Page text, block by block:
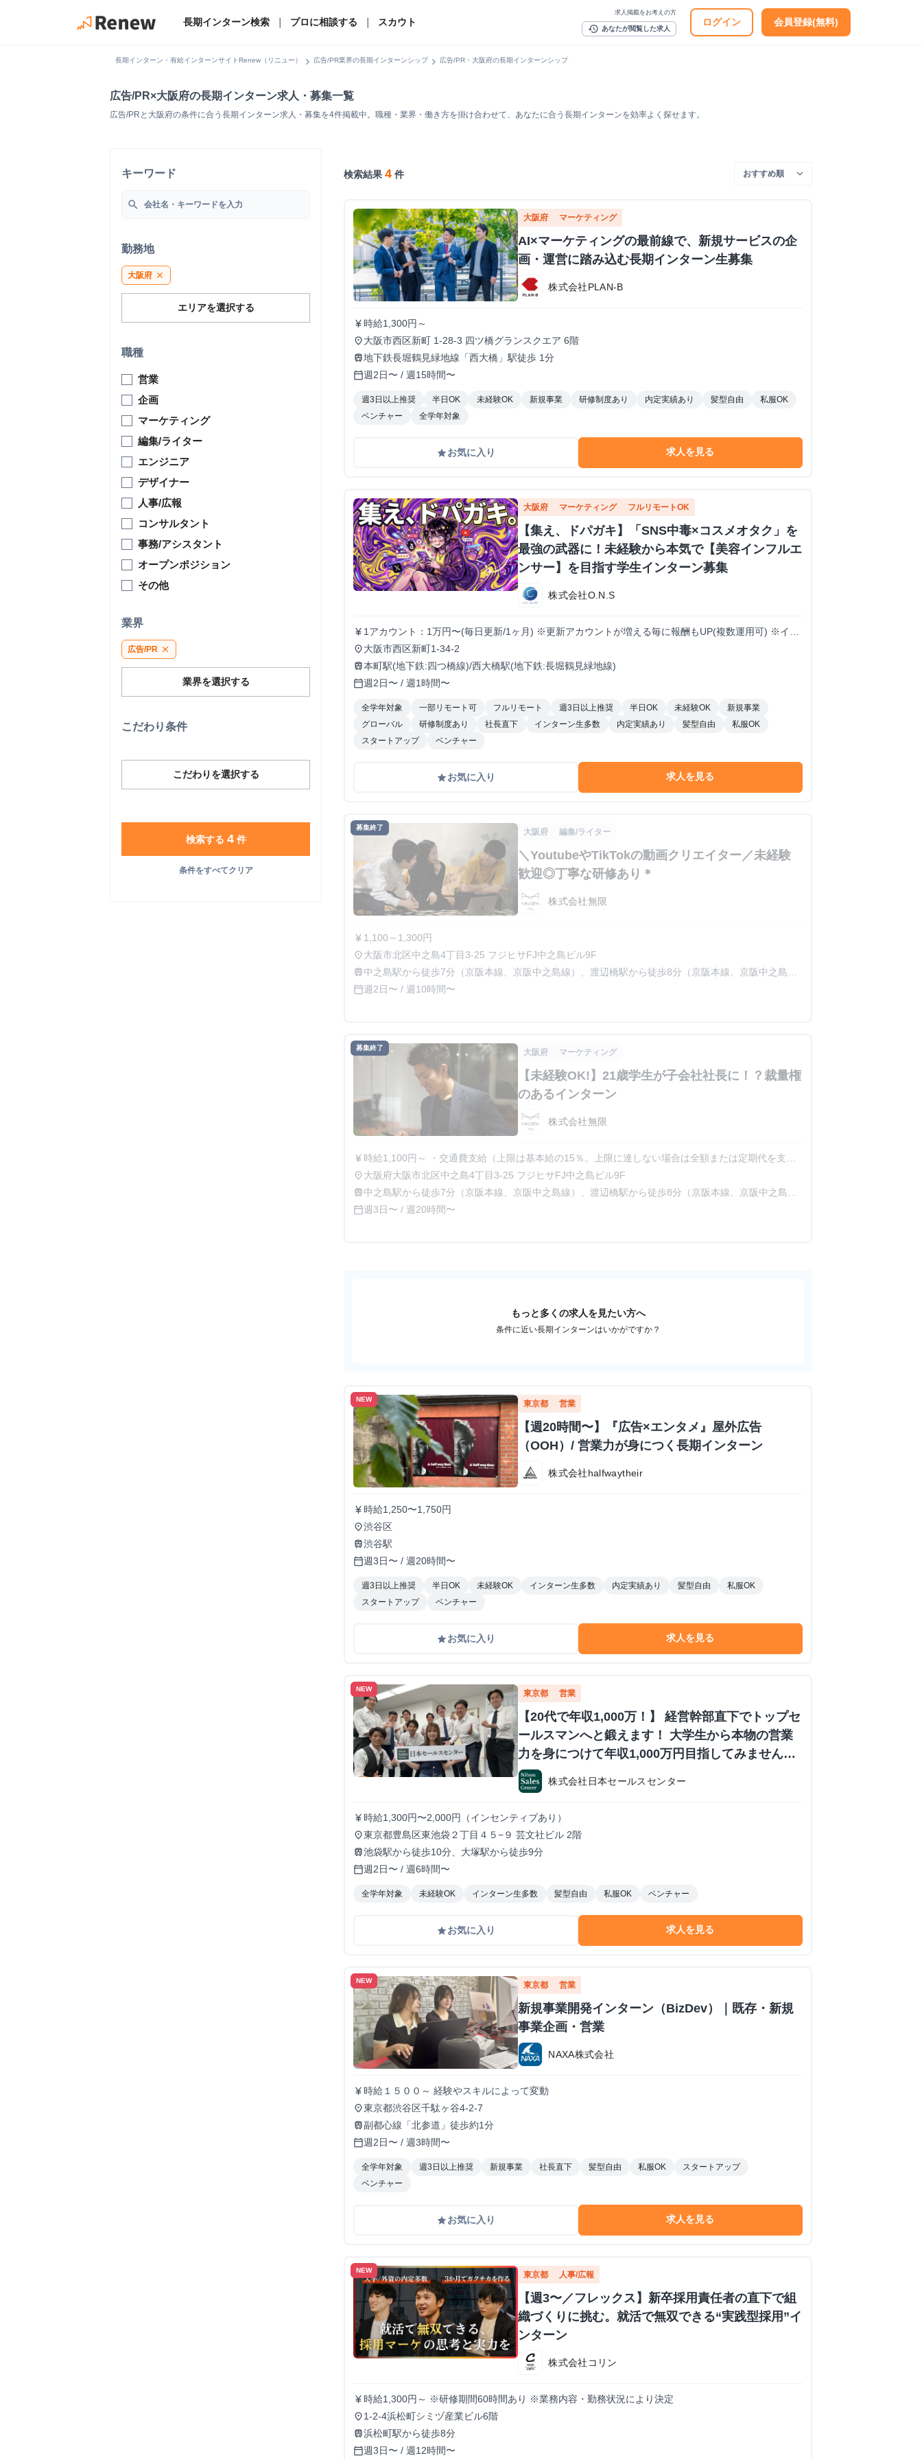
長期インターン検索 プロに相談する スカウト
求人掲載をお考えの方
history あなたが閲覧した求人
ログイン 会員登録(無料)
長期インターン・有給インターンサイトRenew（リニュー） chevron_right 広告/PR業界の長期インターンシップchevron_right 広告/PR・大阪府の長期インターンシップ
広告/PR×大阪府の長期インターン求人・募集一覧
広告/PRと大阪府の条件に合う長期インターン求人・募集を4件掲載中。職種・業界・働き方を掛け合わせて、あなたに合う長期インターンを効率よく探せます。
キーワード
search
勤務地
大阪府 close
エリアを選択する
職種
営業
企画
マーケティング
編集/ライター
エンジニア
デザイナー
人事/広報
コンサルタント
事務/アシスタント
オープンポジション
その他
業界
広告/PR close
業界を選択する
こだわり条件
こだわりを選択する
検索する 4件
条件をすべてクリア
検索結果4 件
大阪府 マーケティング
AI×マーケティングの最前線で、新規サービスの企
画・運営に踏み込む長期インターン生募集
株式会社PLAN-B
currency_yen時給1,300円～
place 大阪市西区新町 1-28-3 四ツ橋グランスクエア 6階
train地下鉄長堀鶴見緑地線「西大橋」駅徒歩 1分
calendar_today週2日〜 / 週15時間〜
週3日以上推奨 半日OK 未経験OK 新規事業 研修制度あり 内定実績あり 髪型自由
私服OK
ベンチャー
全学年対象
gradeお気に入り 求人を見る
大阪府 マーケティング フルリモートOK
【集え、ドパガキ】「SNS中毒×コスメオタク」を
最強の武器に！未経験から本気で【美容インフルエ
ンサー】を目指す学生インターン募集
株式会社O.N.S
currency_yen 1アカウント：1万円〜(毎日更新/1ヶ月) ※更新アカウントが増える毎に報酬もUP(複数運用可) ※イン
センティブ有り
place 大阪市西区新町1-34-2
train本町駅(地下鉄:四つ橋線)/西大橋駅(地下鉄:長堀鶴見緑地線)
calendar_today週2日〜 / 週1時間〜
全学年対象 一部リモート可 フルリモート 週3日以上推奨 半日OK 未経験OK
新規事業
グローバル
研修制度あり 社長直下 インターン生多数 内定実績あり 髪型自由
私服OK
スタートアップ
ベンチャー
gradeお気に入り 求人を見る
募集終了 大阪府 編集/ライター
＼YoutubeやTikTokの動画クリエイター／未経験
歓迎◎丁寧な研修あり＊
株式会社無限
currency_yen 1,100～1,300円
place 大阪市北区中之島4丁目3-25 フジヒサFJ中之島ビル9F
train 中之島駅から徒歩7分（京阪本線、京阪中之島線）、渡辺橋駅から徒歩8分（京阪本線、京阪中之島
線）、新福島駅から徒歩8分（東西線、学研都市線）、肥後橋駅から徒歩10分（四つ橋線）
calendar_today週2日〜 / 週10時間〜
募集終了 大阪府 マーケティング
【未経験OK!】21歳学生が子会社社長に！？裁量権
のあるインターン
株式会社無限
currency_yen 時給1,100円～ ・交通費支給（上限は基本給の15％。上限に達しない場合は全額または定期代を支給
します） 【インターンに1回あたり約20万のボーナス支給実績あり】 （在籍期間による調整あり/業績
による） ・積極的にチャレンジ・コミットしてくれる方には、大胆に還元する社風です。
place 大阪府大阪市北区中之島4丁目3-25 フジヒサFJ中之島ビル9F
train 中之島駅から徒歩7分（京阪本線、京阪中之島線）、渡辺橋駅から徒歩8分（京阪本線、京阪中之島
線）、新福島駅から徒歩8分（東西線、学研都市線）、肥後橋駅から徒歩10分（四つ橋線）
calendar_today週3日〜 / 週20時間〜
もっと多くの求人を見たい方へ
条件に近い長期インターンはいかがですか？
NEW 東京都 営業
【週20時間〜】『広告×エンタメ』屋外広告
（OOH）/ 営業力が身につく長期インターン
株式会社halfwaytheir
currency_yen時給1,250〜1,750円
place渋谷区
train渋谷駅
calendar_today週3日〜 / 週20時間〜
週3日以上推奨 半日OK 未経験OK インターン生多数 内定実績あり 髪型自由
私服OK
スタートアップ
ベンチャー
gradeお気に入り 求人を見る
NEW 東京都 営業
【20代で年収1,000万！】 経営幹部直下でトップセ
ールスマンへと鍛えます！ 大学生から本物の営業
力を身につけて年収1,000万円目指してみません
か？ ※当社直結内定あり #学歴不問 #未経験可
#1.2年生可 - 株式会社日本セールスセンターの長
期・有給インターンシップ
株式会社日本セールスセンター
currency_yen時給1,300円〜2,000円（インセンティブあり）
place東京都豊島区東池袋２丁目４５−９ 芸文社ビル 2階
train池袋駅から徒歩10分、大塚駅から徒歩9分
calendar_today週2日〜 / 週6時間〜
全学年対象 未経験OK インターン生多数 髪型自由 私服OK ベンチャー
gradeお気に入り 求人を見る
NEW 東京都 営業
新規事業開発インターン（BizDev）｜既存・新規
事業企画・営業
NAXA株式会社
currency_yen時給１５００～ 経験やスキルによって変動
place東京都渋谷区千駄ヶ谷4-2-7
train副都心線「北参道」徒歩約1分
calendar_today週2日〜 / 週3時間〜
全学年対象 週3日以上推奨 新規事業 社長直下 髪型自由 私服OK
スタートアップ
ベンチャー
gradeお気に入り 求人を見る
NEW 東京都 人事/広報
【週3〜／フレックス】新卒採用責任者の直下で組
織づくりに挑む。就活で無双できる“実践型採用”イ
ンターン
株式会社コリン
currency_yen時給1,300円～ ※研修期間60時間あり ※業務内容・勤務状況により決定
place 1-2-4浜松町シミヅ産業ビル6階
train浜松町駅から徒歩8分
calendar_today週3日〜 / 週12時間〜